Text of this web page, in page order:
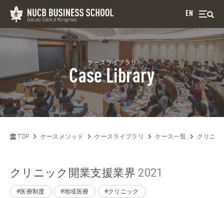
EN
ケースライブラリ
Case Library
TOP ケースメソッド ケースライブラリ ケース一覧 クリニッ
クリニック開業支援業界 2021
#医療制度 #地域医療 #クリニック